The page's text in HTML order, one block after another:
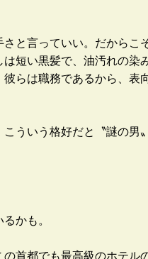
と言っていい。だからこ
短い黒髪で、油汚れの染
らは職務であるから、表
ういう格好だと〝謎の男
かも。
首都でも最高級のホテル